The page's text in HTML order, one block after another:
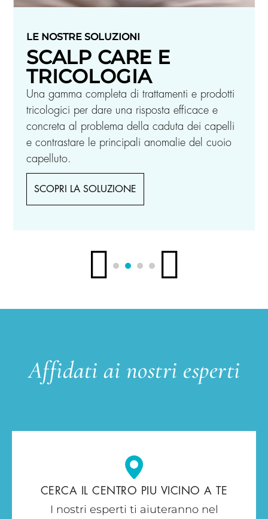
LE NOSTRE SOLUZIONI
SCALP CARE E
TRICOLOGIA
Una gamma completa di trattamenti e prodotti
tricologici per dare una risposta efficace e
concreta al problema della caduta dei capelli
e contrastare le principali anomalie del cuoio
capelluto.
SCOPRI LA SOLUZIONE
Affidati ai nostri esperti
CERCA IL CENTRO PIU VICINO A TE
I nostri esperti ti aiuteranno nel